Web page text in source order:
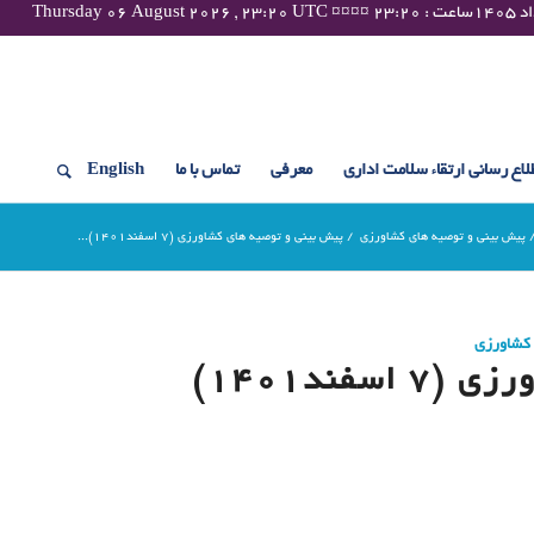
رسانی ارتقاء سلامت اداری معرفی تماس با ما English
/ پیش بینی و توصیه های کشاورزی / پیش بینی و توصیه های کشاورزی (7 اسفند۱۴۰۱)...